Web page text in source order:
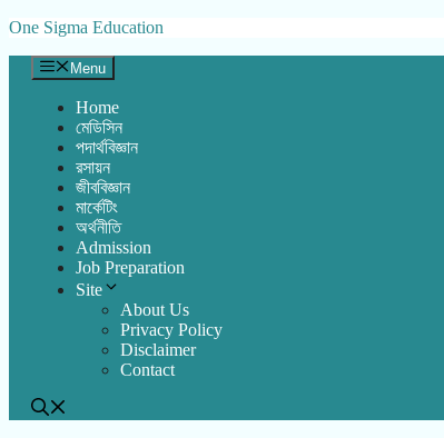
Skip
content
One Sigma Education
Menu
Home
মেডিসিন
পদার্থবিজ্ঞান
রসায়ন
জীববিজ্ঞান
মার্কেটিং
অর্থনীতি
Admission
Job Preparation
Site
About Us
Privacy Policy
Disclaimer
Contact